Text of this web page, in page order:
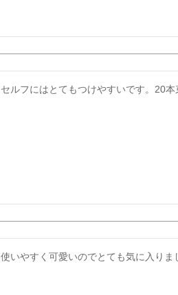
セルフにはとてもつけやすいです。20
使いやすく可愛いのでとても気に入りま